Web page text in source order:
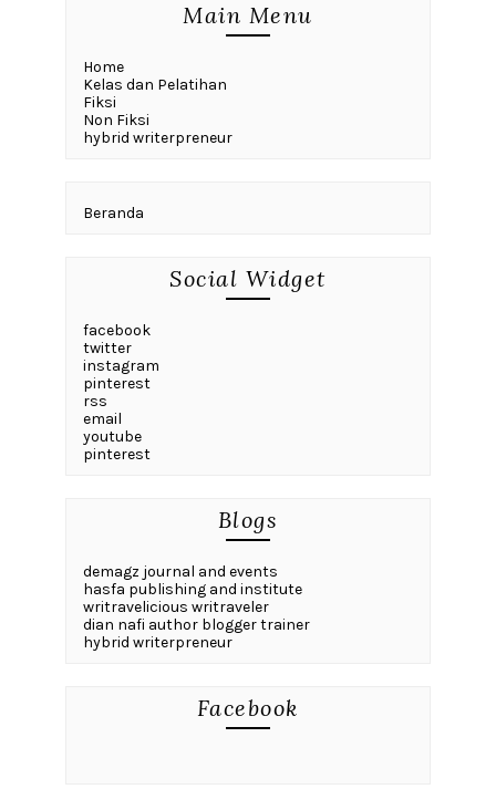
Main Menu
Home
Kelas dan Pelatihan
Fiksi
Non Fiksi
hybrid writerpreneur
Beranda
Social Widget
facebook
twitter
instagram
pinterest
rss
email
youtube
pinterest
Blogs
demagz journal and events
hasfa publishing and institute
writravelicious writraveler
dian nafi author blogger trainer
hybrid writerpreneur
Facebook